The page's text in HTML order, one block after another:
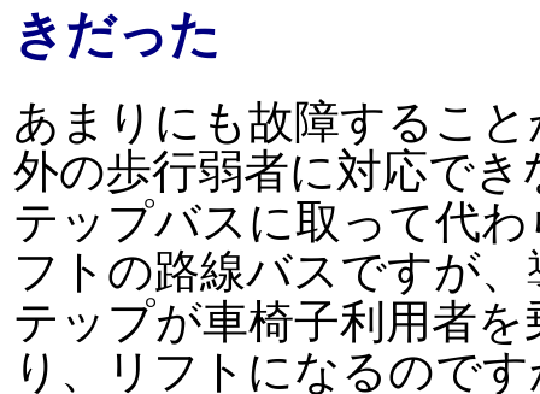
きだった
あまりにも故障するこ
外の歩行弱者に対応で
テップバスに取って代
フトの路線バスですが
テッ プが車椅子利用者
り、リフトになるので